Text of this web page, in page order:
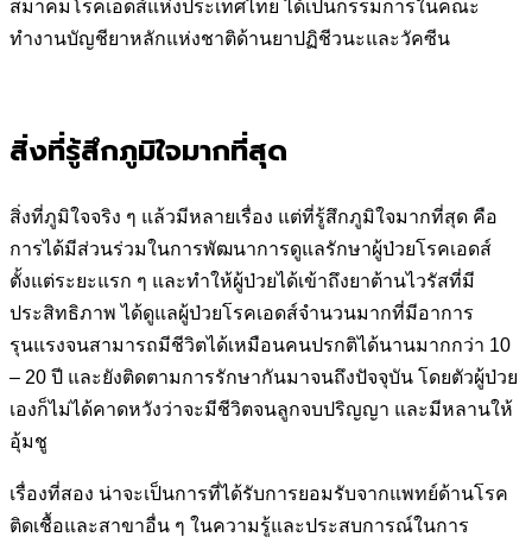
สมาคมโรคเอดส์แห่งประเทศไทย ได้เป็นกรรมการในคณะ
ทำงานบัญชียาหลักแห่งชาติด้านยาปฏิชีวนะและวัคซีน
สิ่งที่รู้สึกภูมิใจมากที่สุด
สิ่งที่ภูมิใจจริง ๆ แล้วมีหลายเรื่อง แต่ที่รู้สึกภูมิใจมากที่สุด คือ
การได้มีส่วนร่วมในการพัฒนาการดูแลรักษาผู้ป่วยโรคเอดส์
ตั้งแต่ระยะแรก ๆ และทำให้ผู้ป่วยได้เข้าถึงยาต้านไวรัสที่มี
ประสิทธิภาพ ได้ดูแลผู้ป่วยโรคเอดส์จำนวนมากที่มีอาการ
รุนแรงจนสามารถมีชีวิตได้เหมือนคนปรกติได้นานมากกว่า 10
– 20 ปี และยังติดตามการรักษากันมาจนถึงปัจจุบัน โดยตัวผู้ป่วย
เองก็ไม่ได้คาดหวังว่าจะมีชีวิตจนลูกจบปริญญา และมีหลานให้
อุ้มชู
เรื่องที่สอง น่าจะเป็นการที่ได้รับการยอมรับจากแพทย์ด้านโรค
ติดเชื้อและสาขาอื่น ๆ ในความรู้และประสบการณ์ในการ